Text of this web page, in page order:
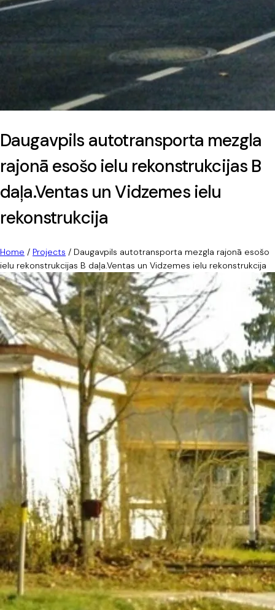
Daugavpils autotransporta mezgla
rajonā esošo ielu rekonstrukcijas B
daļa.Ventas un Vidzemes ielu
rekonstrukcija
Home / Projects / Daugavpils autotransporta mezgla rajonā esošo
ielu rekonstrukcijas B daļa.Ventas un Vidzemes ielu rekonstrukcija